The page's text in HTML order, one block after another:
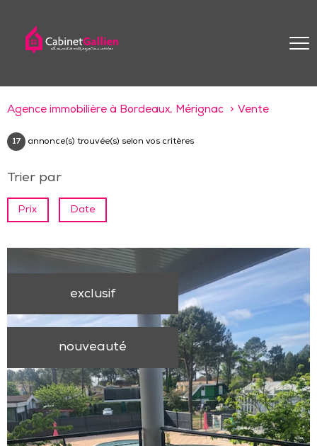
Agence immobilière à Bordeaux, Mérignac Vente
17 annonce(s) trouvée(s) selon vos critères
Trier par
Prix Date
exclusif
nouveauté